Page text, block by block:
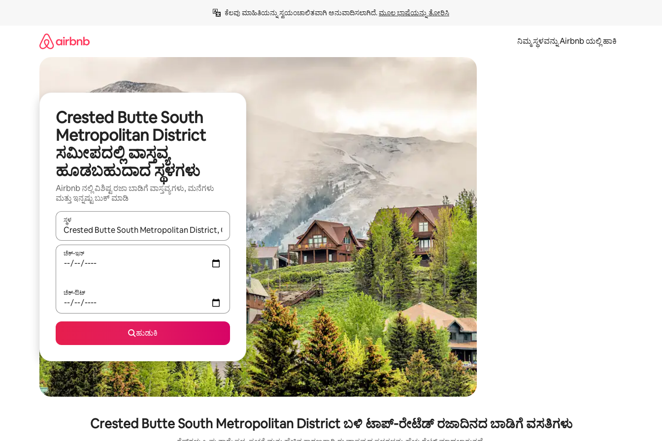
ಕೆಲವು ಮಾಹಿತಿಯನ್ನು ಸ್ವಯಂಚಾಲಿತವಾಗಿ ಅನುವಾದಿಸಲಾಗಿದೆ. ಮೂಲ ಭಾಷೆಯನ್ನು ತೋರಿಸಿ
ನಿಮ್ಮ ಸ್ಥಳವನ್ನು Airbnb ಯಲ್ಲಿ ಹಾಕಿ
Crested Butte South
Metropolitan District
ಸಮೀಪದಲ್ಲಿ ವಾಸ್ತವ್ಯ
ಹೂಡಬಹುದಾದ ಸ್ಥಳಗಳು
Airbnb ನಲ್ಲಿ ವಿಶಿಷ್ಟ ರಜಾ ಬಾಡಿಗೆ ವಾಸ್ತವ್ಯಗಳು, ಮನೆಗಳು
ಮತ್ತು ಇನ್ನಷ್ಟು ಬುಕ್ ಮಾಡಿ
ಸ್ಥಳ
ಫಲಿತಾಂಶಗಳು ಲಭ್ಯವಿರುವಾಗ, ಅಪ್ ಮತ್ತು ಡೌನ್ ಬಾಣದ ಕೀಲಿಗಳೊಂದಿಗೆ ನ್ಯಾವಿಗೇಟ್ ಮಾಡಿ ಅಥವಾ ಸ್ಪರ್ಶ ಅಥವಾ ಸ್ವೈಪ್ ಗೆಸ್ಚರ್‌ಗಳ ಮೂಲಕ ಅನ್ವೇಷಿಸಿ.
ಚೆಕ್-ಇನ್
ಚೆಕ್-ಔಟ್
ಹುಡುಕಿ
Crested Butte South Metropolitan District ಬಳಿ ಟಾಪ್-ರೇಟೆಡ್ ರಜಾದಿನದ ಬಾಡಿಗೆ ವಸತಿಗಳು